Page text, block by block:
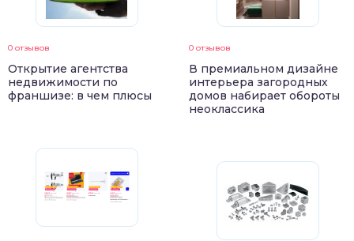
0 отзывов
Открытие агентства
недвижимости по
франшизе: в чем плюсы
0 отзывов
В премиальном дизайне
интерьера загородных
домов набирает обороты
неоклассика